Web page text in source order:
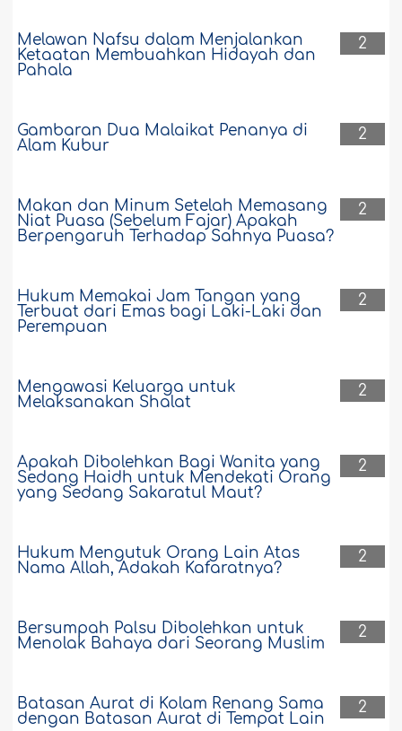
2
Melawan Nafsu dalam Menjalankan
Ketaatan Membuahkan Hidayah dan
Pahala
2
Gambaran Dua Malaikat Penanya di
Alam Kubur
2
Makan dan Minum Setelah Memasang
Niat Puasa (Sebelum Fajar) Apakah
Berpengaruh Terhadap Sahnya Puasa?
2
Hukum Memakai Jam Tangan yang
Terbuat dari Emas bagi Laki-Laki dan
Perempuan
2
Mengawasi Keluarga untuk
Melaksanakan Shalat
2
Apakah Dibolehkan Bagi Wanita yang
Sedang Haidh untuk Mendekati Orang
yang Sedang Sakaratul Maut?
2
Hukum Mengutuk Orang Lain Atas
Nama Allah, Adakah Kafaratnya?
2
Bersumpah Palsu Dibolehkan untuk
Menolak Bahaya dari Seorang Muslim
2
Batasan Aurat di Kolam Renang Sama
dengan Batasan Aurat di Tempat Lain